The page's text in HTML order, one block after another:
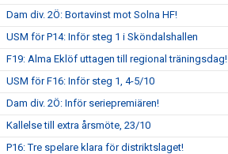
Dam div. 2Ö: Bortavinst mot Solna HF!
USM för P14: Inför steg 1 i Sköndalshallen
F19: Alma Eklöf uttagen till regional träningsdag!
USM för F16: Inför steg 1, 4-5/10
Dam div. 2Ö: Inför seriepremiären!
Kallelse till extra årsmöte, 23/10
P16: Tre spelare klara för distriktslaget!